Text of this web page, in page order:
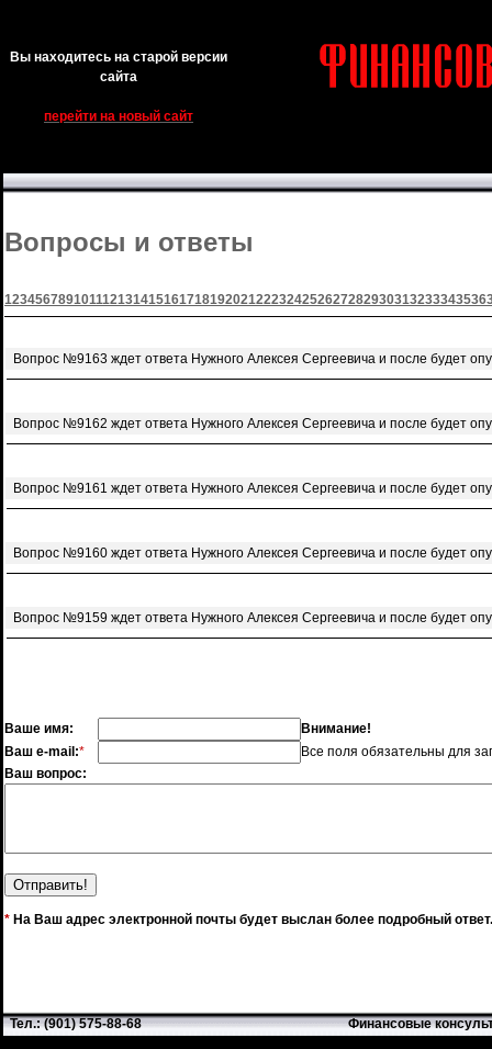
Вы находитесь на старой версии
сайта
перейти на новый сайт
Вопросы и ответы
123456789101112131415161718192021222324252627282930313233343536
Вопрос №9163 ждет ответа Нужного Алексея Сергеевича и после будет
Вопрос №9162 ждет ответа Нужного Алексея Сергеевича и после будет
Вопрос №9161 ждет ответа Нужного Алексея Сергеевича и после будет
Вопрос №9160 ждет ответа Нужного Алексея Сергеевича и после будет
Вопрос №9159 ждет ответа Нужного Алексея Сергеевича и после будет
Ваше имя:
Внимание!
Ваш e-mail:*
Все поля обязательны для
Ваш вопрос:
* На Ваш адрес электронной почты будет выслан более подробный ответ.
Тел.: (901) 575-88-68 Финансовые